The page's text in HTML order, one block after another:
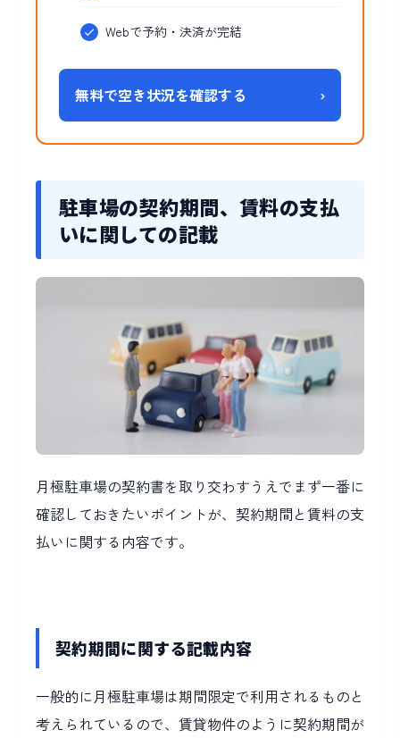
Webで予約・決済が完結
無料で空き状況を確認する ›
駐車場の契約期間、賃料の支払
いに関しての記載
月極駐車場の契約書を取り交わすうえでまず一番に
確認しておきたいポイントが、契約期間と賃料の支
払いに関する内容です。
契約期間に関する記載内容
一般的に月極駐車場は期間限定で利用されるものと
考えられているので、賃貸物件のように契約期間が